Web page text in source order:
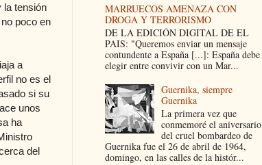
la tensión
poco en
a
no es el
si su
unos
ha
del
MARRUECOS AMENAZA CON
DROGA Y TERRORISMO
DE LA EDICIÓN DIGITAL DE EL
PAIS: "Queremos enviar un mensaje
contundente a España [...]: España debe
elegir entre convivir con un Mar...
Guernika, siempre
Guernika
La primera vez que
conmemoré el aniversario
del cruel bombardeo de
Guernika fue el 26 de abril de 1964,
domingo, en las calles de la histór...